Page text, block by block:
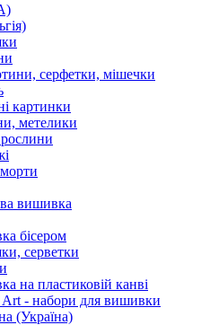
серфетки, мішечки
картинки
метелики
вишивка
бісером
серветки
на пластиковій канві
Art - набори для вишивки
(Україна)